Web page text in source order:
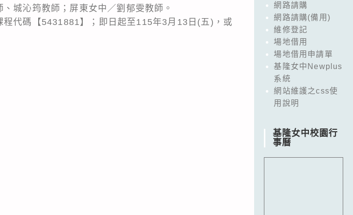
城沁筠教師；屏東女中／劉郁雯教師。
代碼【5431881】；即日起至115年3月13日(五)，或
網路請購
網路請購(備用)
維修登記
場地借用
場地借用申請單
基隆女中Newplus
系統
網站維護之css使
用說明
基隆女中校園行
事曆